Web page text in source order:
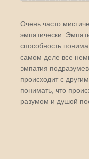
Очень часто
эмпатически.
способность
самом деле все
эмпатия
происходит с
понимать, что
разумом и душой